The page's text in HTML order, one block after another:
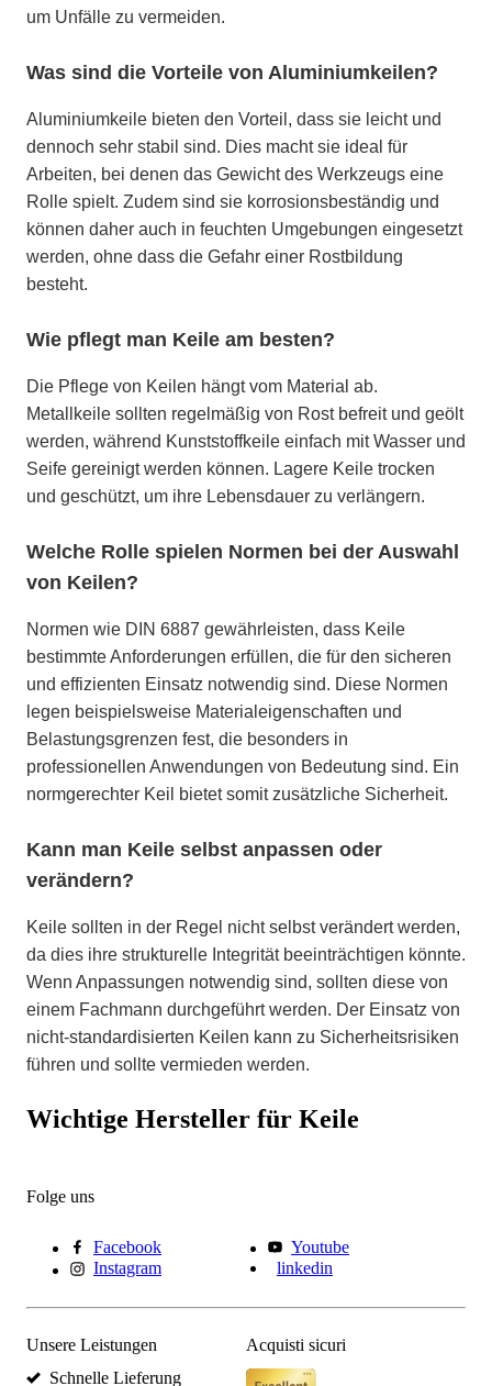
um Unfälle zu vermeiden.
Was sind die Vorteile von Aluminiumkeilen?
Aluminiumkeile bieten den Vorteil, dass sie leicht und
dennoch sehr stabil sind. Dies macht sie ideal für
Arbeiten, bei denen das Gewicht des Werkzeugs eine
Rolle spielt. Zudem sind sie korrosionsbeständig und
können daher auch in feuchten Umgebungen eingesetzt
werden, ohne dass die Gefahr einer Rostbildung
besteht.
Wie pflegt man Keile am besten?
Die Pflege von Keilen hängt vom Material ab.
Metallkeile sollten regelmäßig von Rost befreit und geölt
werden, während Kunststoffkeile einfach mit Wasser und
Seife gereinigt werden können. Lagere Keile trocken
und geschützt, um ihre Lebensdauer zu verlängern.
Welche Rolle spielen Normen bei der Auswahl
von Keilen?
Normen wie DIN 6887 gewährleisten, dass Keile
bestimmte Anforderungen erfüllen, die für den sicheren
und effizienten Einsatz notwendig sind. Diese Normen
legen beispielsweise Materialeigenschaften und
Belastungsgrenzen fest, die besonders in
professionellen Anwendungen von Bedeutung sind. Ein
normgerechter Keil bietet somit zusätzliche Sicherheit.
Kann man Keile selbst anpassen oder
verändern?
Keile sollten in der Regel nicht selbst verändert werden,
da dies ihre strukturelle Integrität beeinträchtigen könnte.
Wenn Anpassungen notwendig sind, sollten diese von
einem Fachmann durchgeführt werden. Der Einsatz von
nicht-standardisierten Keilen kann zu Sicherheitsrisiken
führen und sollte vermieden werden.
Wichtige Hersteller für Keile
Folge uns
Facebook
Youtube
Instagram
linkedin
Unsere Leistungen
Schnelle Lieferung
Acquisti sicuri